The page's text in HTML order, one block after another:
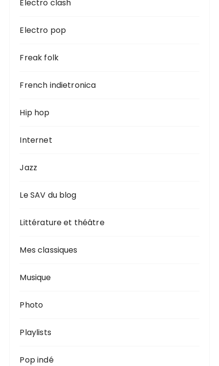
Electro clash
Electro pop
Freak folk
French indietronica
Hip hop
Internet
Jazz
Le SAV du blog
Littérature et théâtre
Mes classiques
Musique
Photo
Playlists
Pop indé